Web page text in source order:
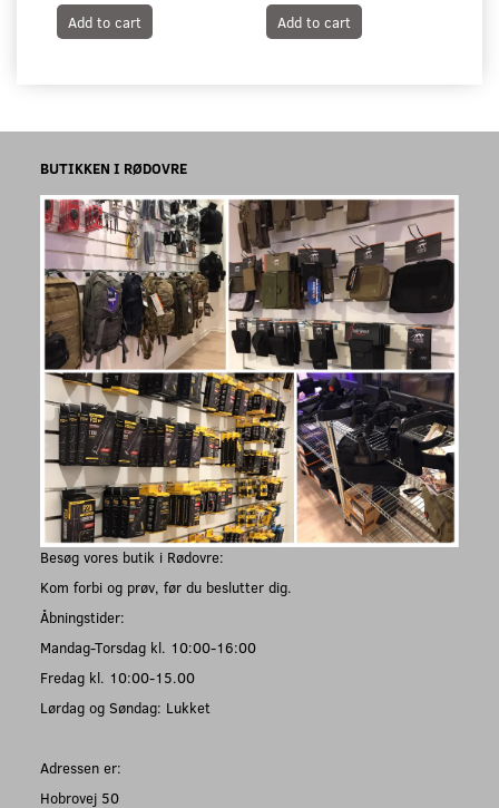
Add to cart Add to cart
BUTIKKEN I RØDOVRE
Besøg vores butik i Rødovre:
Kom forbi og prøv, før du beslutter dig.
Åbningstider:
Mandag-Torsdag kl. 10:00-16:00
Fredag kl. 10:00-15.00
Lørdag og Søndag: Lukket
Adressen er:
Hobrovej 50